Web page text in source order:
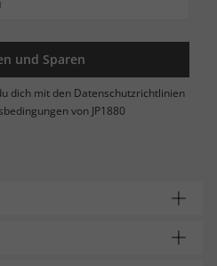
und Sparen
dich mit den Datenschutzrichtlinien
von JP1880